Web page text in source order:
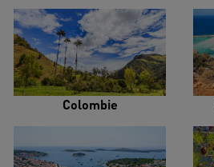
Colombie